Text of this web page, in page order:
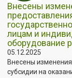
Внесены
лицам и
оборудование
05.12.2025
Внесены
субсидии на